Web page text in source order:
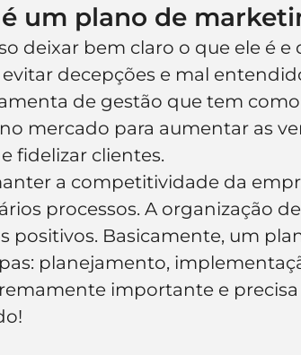
um plano de
deixar bem claro o que ele é e
decepções e mal
de gestão que tem
mercado para aumentar as
fidelizar clientes.
a competitividade da
processos. A organização
positivos. Basicamente, um
planejamento,
importante e